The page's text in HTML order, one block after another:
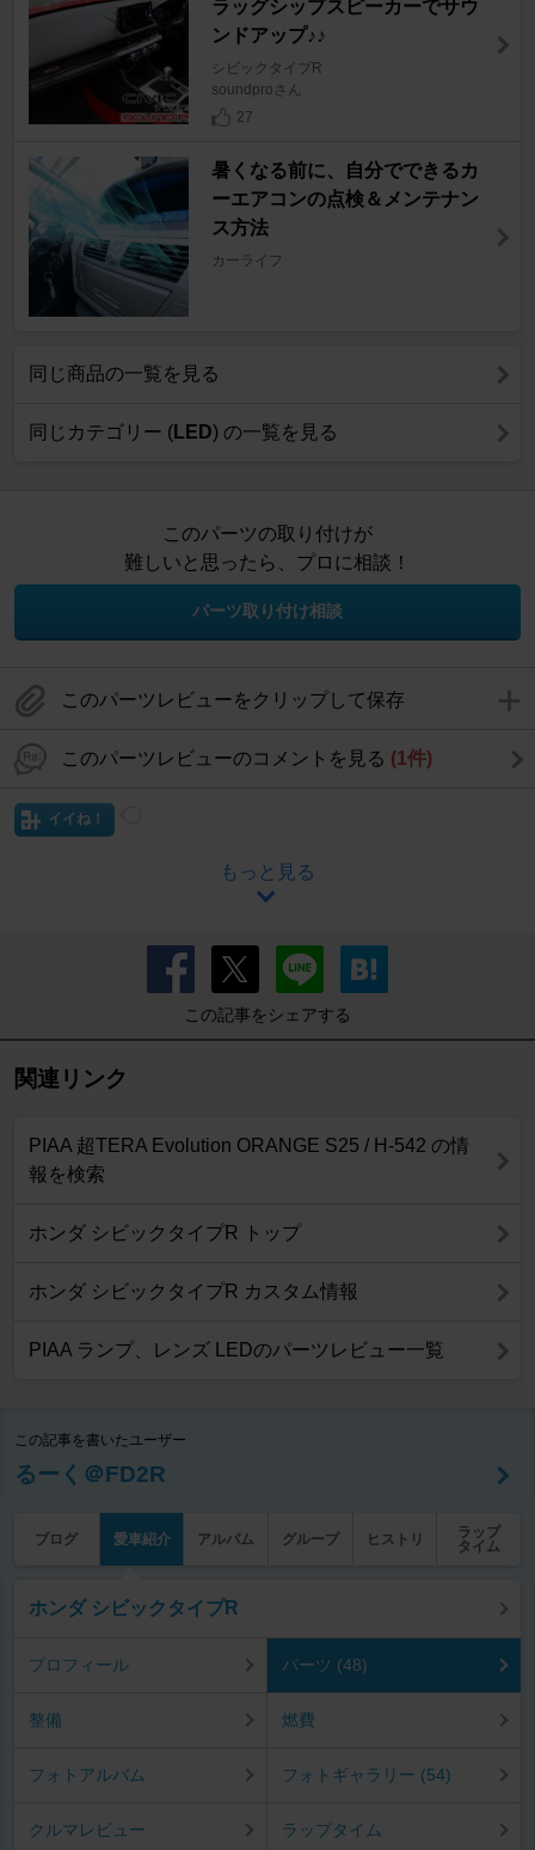
ラッグシップスピーカーでサウ
ンドアップ♪♪
シビックタイプR
soundproさん
27
暑くなる前に、自分でできるカ
ーエアコンの点検＆メンテナン
ス方法
カーライフ
同じ商品の一覧を見る
同じカテゴリー (LED) の一覧を見る
このパーツの取り付けが
難しいと思ったら、プロに相談！
パーツ取り付け相談
このパーツレビューをクリップして保存
このパーツレビューのコメントを見る (1件)
イイね！
もっと見る
この記事をシェアする
関連リンク
PIAA 超TERA Evolution ORANGE S25 / H-542 の情
報を検索
ホンダ シビックタイプR トップ
ホンダ シビックタイプR カスタム情報
PIAA ランプ、レンズ LEDのパーツレビュー一覧
この記事を書いたユーザー
るーく＠FD2R
ブログ 愛車紹介 アルバム グループ ヒストリ
ラップ
タイム
ホンダ シビックタイプR
プロフィール パーツ (48)
整備 燃費
フォトアルバム フォトギャラリー (54)
クルマレビュー ラップタイム